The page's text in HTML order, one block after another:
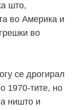
што,
во Америка и
во
се дрогирал
1970-тите, но
ништо и